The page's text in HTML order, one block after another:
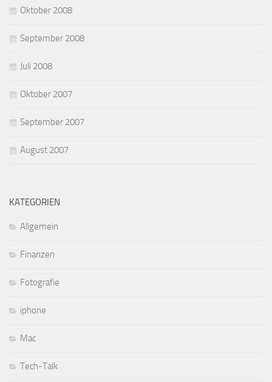
Oktober 2008
September 2008
Juli 2008
Oktober 2007
September 2007
August 2007
KATEGORIEN
Allgemein
Finanzen
Fotografie
iphone
Mac
Tech-Talk